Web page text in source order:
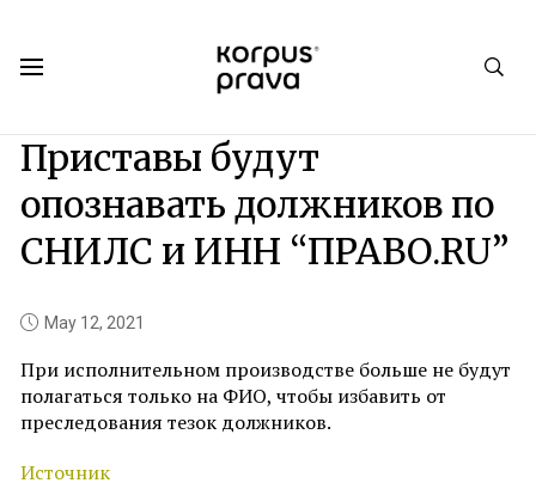
Приставы будут
опознавать должников по
СНИЛС и ИНН “ПРАВО.RU”
May 12, 2021
При исполнительном производстве больше не будут
полагаться только на ФИО, чтобы избавить от
преследования тезок должников.
Источник